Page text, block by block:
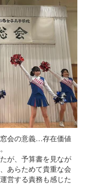
会の意義…存在価値
が、予算書を見なが
あらためて貴重な会
営する責務も感じた